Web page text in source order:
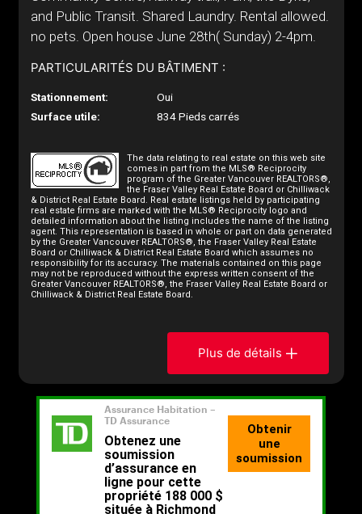
and Public Transit. Shared Laundry. Rental allowed.
no pets. Open house June 28th( Sunday) 2-4pm.
PARTICULARITÉS DU BÂTIMENT :
Stationnement:
Oui
Surface utile:
834 Pieds carrés
The data relating to real estate on this web site
comes in part from the MLS® Reciprocity
program of the Greater Vancouver REALTORS®,
the Fraser Valley Real Estate Board or Chilliwack
& District Real Estate Board. Real estate listings held by participating
real estate firms are marked with the MLS® Reciprocity logo and
detailed information about the listing includes the name of the listing
agent. This representation is based in whole or part on data generated
by the Greater Vancouver REALTORS®, the Fraser Valley Real Estate
Board or Chilliwack & District Real Estate Board which assumes no
responsibility for its accuracy. The materials contained on this page
may not be reproduced without the express written consent of the
Greater Vancouver REALTORS®, the Fraser Valley Real Estate Board or
Chilliwack & District Real Estate Board.
Plus de détails